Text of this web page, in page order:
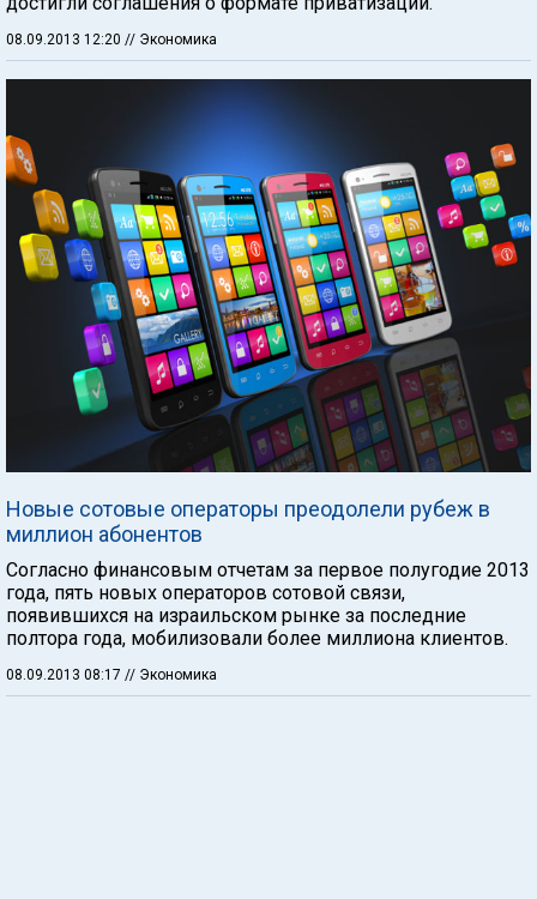
08.09.2013 12:20 // Экономика
Новые сотовые операторы преодолели рубеж в
миллион абонентов
Согласно финансовым отчетам за первое полугодие 2013
года, пять новых операторов сотовой связи,
появившихся на израильском рынке за последние
полтора года, мобилизовали более миллиона клиентов.
08.09.2013 08:17 // Экономика